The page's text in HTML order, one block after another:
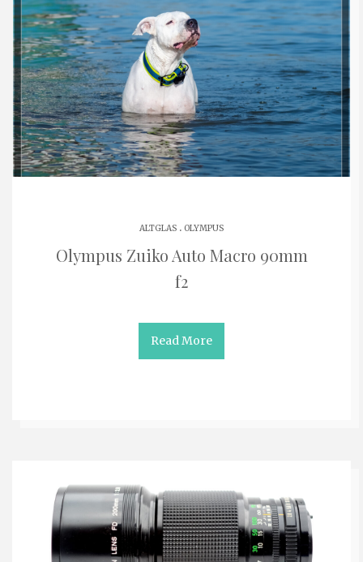
ALTGLAS . OLYMPUS
Olympus Zuiko Auto Macro 90mm
f2
Read More